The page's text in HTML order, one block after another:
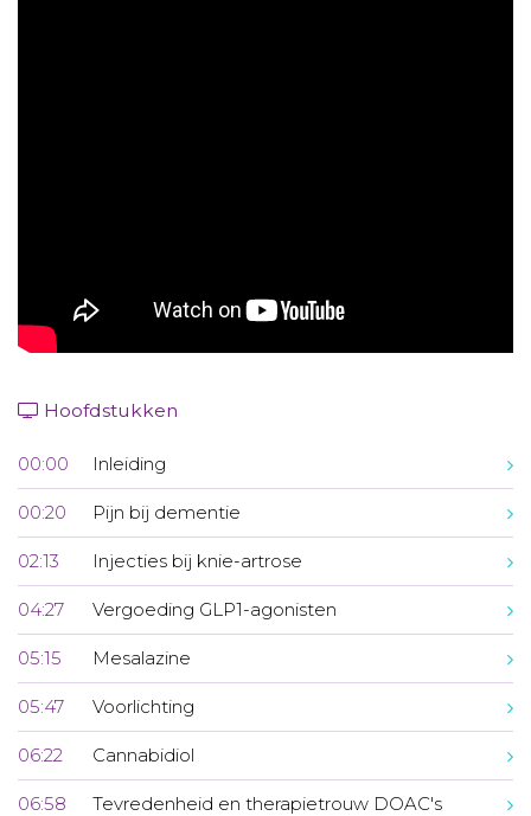
Hoofdstukken
00:00 Inleiding
00:20 Pijn bij dementie
02:13 Injecties bij knie-artrose
04:27 Vergoeding GLP1-agonisten
05:15 Mesalazine
05:47 Voorlichting
06:22 Cannabidiol
06:58 Tevredenheid en therapietrouw DOAC's